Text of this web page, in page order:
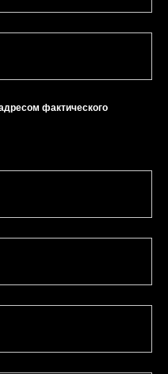
фактического